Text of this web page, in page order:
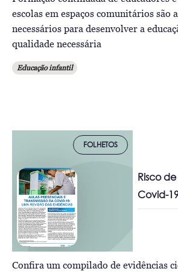
escolas em espaços comunitários são
necessários para desenvolver a
qualidade necessária
Educação infantil
FOLHETOS
Risco
Covid-
Confira um compilado de evidências